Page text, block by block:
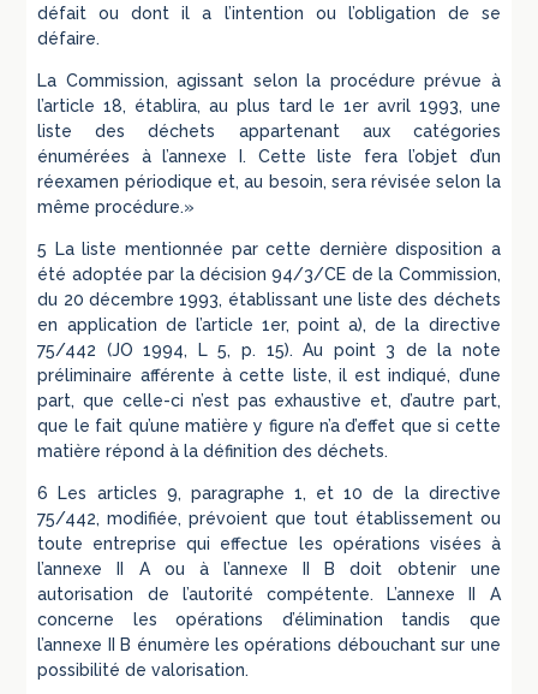
défait ou dont il a l’intention ou l’obligation de se
défaire.
La Commission, agissant selon la procédure prévue à
l’article 18, établira, au plus tard le 1er avril 1993, une
liste des déchets appartenant aux catégories
énumérées à l’annexe I. Cette liste fera l’objet d’un
réexamen périodique et, au besoin, sera révisée selon la
même procédure.»
5 La liste mentionnée par cette dernière disposition a
été adoptée par la décision 94/3/CE de la Commission,
du 20 décembre 1993, établissant une liste des déchets
en application de l’article 1er, point a), de la directive
75/442 (JO 1994, L 5, p. 15). Au point 3 de la note
préliminaire afférente à cette liste, il est indiqué, d’une
part, que celle-ci n’est pas exhaustive et, d’autre part,
que le fait qu’une matière y figure n’a d’effet que si cette
matière répond à la définition des déchets.
6 Les articles 9, paragraphe 1, et 10 de la directive
75/442, modifiée, prévoient que tout établissement ou
toute entreprise qui effectue les opérations visées à
l’annexe II A ou à l’annexe II B doit obtenir une
autorisation de l’autorité compétente. L’annexe II A
concerne les opérations d’élimination tandis que
l’annexe II B énumère les opérations débouchant sur une
possibilité de valorisation.